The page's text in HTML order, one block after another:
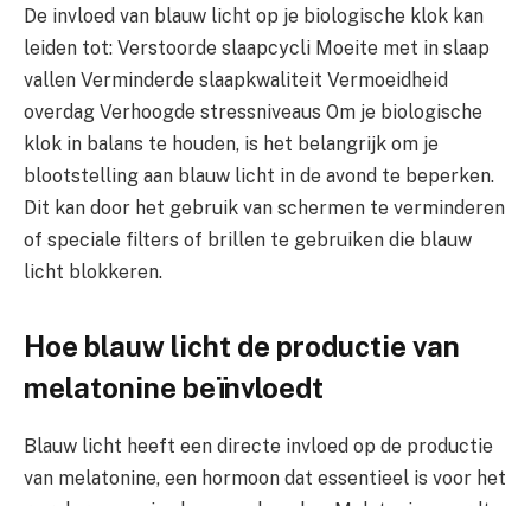
De invloed van blauw licht op je biologische klok kan
leiden tot: Verstoorde slaapcycli Moeite met in slaap
vallen Verminderde slaapkwaliteit Vermoeidheid
overdag Verhoogde stressniveaus Om je biologische
klok in balans te houden, is het belangrijk om je
blootstelling aan blauw licht in de avond te beperken.
Dit kan door het gebruik van schermen te verminderen
of speciale filters of brillen te gebruiken die blauw
licht blokkeren.
Hoe blauw licht de productie van
melatonine beïnvloedt
Blauw licht heeft een directe invloed op de productie
van melatonine, een hormoon dat essentieel is voor het